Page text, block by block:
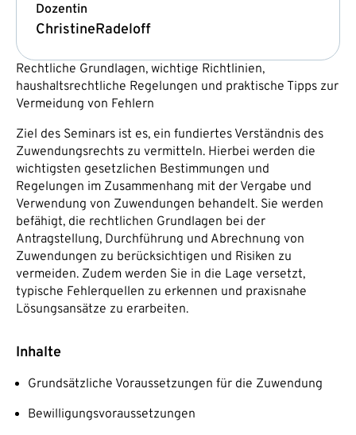
Dozentin
ChristineRadeloff
Rechtliche Grundlagen, wichtige Richtlinien,
haushaltsrechtliche Regelungen und praktische Tipps zur
Vermeidung von Fehlern
Ziel des Seminars ist es, ein fundiertes Verständnis des
Zuwendungsrechts zu vermitteln. Hierbei werden die
wichtigsten gesetzlichen Bestimmungen und
Regelungen im Zusammenhang mit der Vergabe und
Verwendung von Zuwendungen behandelt. Sie werden
befähigt, die rechtlichen Grundlagen bei der
Antragstellung, Durchführung und Abrechnung von
Zuwendungen zu berücksichtigen und Risiken zu
vermeiden. Zudem werden Sie in die Lage versetzt,
typische Fehlerquellen zu erkennen und praxisnahe
Lösungsansätze zu erarbeiten.
Inhalte
Grundsätzliche Voraussetzungen für die Zuwendung
Bewilligungsvoraussetzungen